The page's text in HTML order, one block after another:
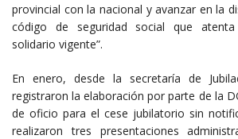
provincial con la nacional y avanzar en la
código de seguridad social que
solidario vigente”.
En enero, desde la secretaría de
registraron la elaboración por parte de la
de oficio para el cese jubilatorio sin
realizaron tres presentaciones